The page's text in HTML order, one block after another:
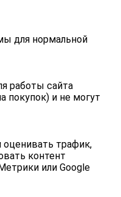
для нормальной
работы сайта
покупок) и не могут
трафик,
контент
или Google